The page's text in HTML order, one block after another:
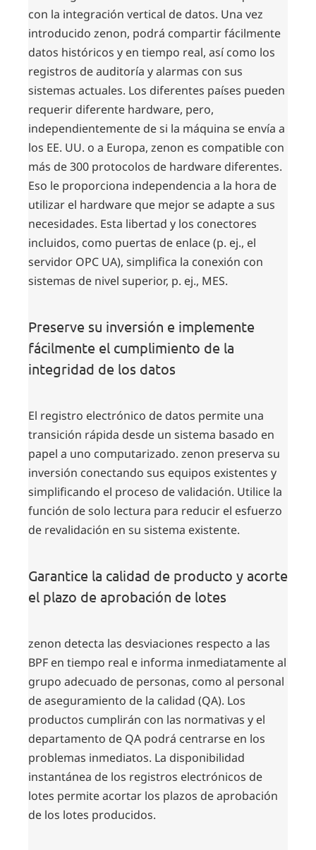
con la integración vertical de datos. Una vez
introducido zenon, podrá compartir fácilmente
datos históricos y en tiempo real, así como los
registros de auditoría y alarmas con sus
sistemas actuales. Los diferentes países pueden
requerir diferente hardware, pero,
independientemente de si la máquina se envía a
los EE. UU. o a Europa, zenon es compatible con
más de 300 protocolos de hardware diferentes.
Eso le proporciona independencia a la hora de
utilizar el hardware que mejor se adapte a sus
necesidades. Esta libertad y los conectores
incluidos, como puertas de enlace (p. ej., el
servidor OPC UA), simplifica la conexión con
sistemas de nivel superior, p. ej., MES.
Preserve su inversión e implemente
fácilmente el cumplimiento de la
integridad de los datos
El registro electrónico de datos permite una
transición rápida desde un sistema basado en
papel a uno computarizado. zenon preserva su
inversión conectando sus equipos existentes y
simplificando el proceso de validación. Utilice la
función de solo lectura para reducir el esfuerzo
de revalidación en su sistema existente.
Garantice la calidad de producto y acorte
el plazo de aprobación de lotes
zenon detecta las desviaciones respecto a las
BPF en tiempo real e informa inmediatamente al
grupo adecuado de personas, como al personal
de aseguramiento de la calidad (QA). Los
productos cumplirán con las normativas y el
departamento de QA podrá centrarse en los
problemas inmediatos. La disponibilidad
instantánea de los registros electrónicos de
lotes permite acortar los plazos de aprobación
de los lotes producidos.